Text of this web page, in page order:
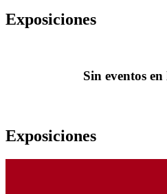
Exposiciones
Sin eventos
Exposiciones